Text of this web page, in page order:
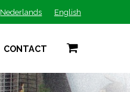
Nederlands English
CONTACT